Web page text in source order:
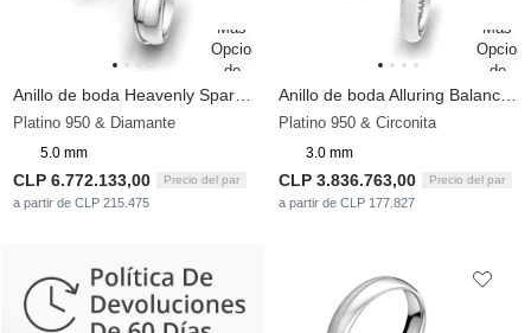
Platino 950 & Diamante
5.0 mm
CLP 6.772.133,00 Precio del par
a partir de CLP 215.475
Platino 950 & Circonita
3.0 mm
CLP 3.836.763,00 Precio del par
a partir de CLP 177.827